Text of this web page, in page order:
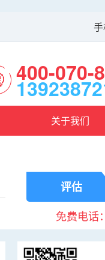
400-070-
关于我们
评估
免费电话